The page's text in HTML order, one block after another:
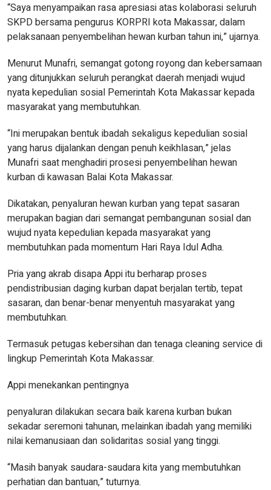
“Saya menyampaikan rasa apresiasi atas kolaborasi seluruh
SKPD bersama pengurus KORPRI kota Makassar, dalam
pelaksanaan penyembelihan hewan kurban tahun ini,” ujarnya.
Menurut Munafri, semangat gotong royong dan kebersamaan
yang ditunjukkan seluruh perangkat daerah menjadi wujud
nyata kepedulian sosial Pemerintah Kota Makassar kepada
masyarakat yang membutuhkan.
“Ini merupakan bentuk ibadah sekaligus kepedulian sosial
yang harus dijalankan dengan penuh keikhlasan,” jelas
Munafri saat menghadiri prosesi penyembelihan hewan
kurban di kawasan Balai Kota Makassar.
Dikatakan, penyaluran hewan kurban yang tepat sasaran
merupakan bagian dari semangat pembangunan sosial dan
wujud nyata kepedulian kepada masyarakat yang
membutuhkan pada momentum Hari Raya Idul Adha.
Pria yang akrab disapa Appi itu berharap proses
pendistribusian daging kurban dapat berjalan tertib, tepat
sasaran, dan benar-benar menyentuh masyarakat yang
membutuhkan.
Termasuk petugas kebersihan dan tenaga cleaning service di
lingkup Pemerintah Kota Makassar.
Appi menekankan pentingnya
penyaluran dilakukan secara baik karena kurban bukan
sekadar seremoni tahunan, melainkan ibadah yang memiliki
nilai kemanusiaan dan solidaritas sosial yang tinggi.
“Masih banyak saudara-saudara kita yang membutuhkan
perhatian dan bantuan,” tuturnya.